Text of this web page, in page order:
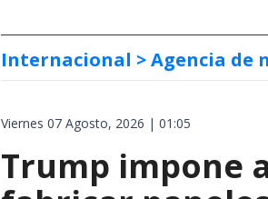
Internacional > Agencia de
Viernes 07 Agosto, 2026 | 01:05
Trump impone